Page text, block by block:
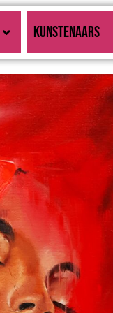
KUNSTENAARS